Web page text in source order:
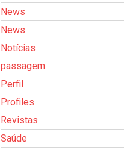
News
News
Notícias
passagem
Perfil
Profiles
Revistas
Saúde